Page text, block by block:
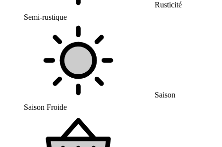
Rusticité
Semi-rustique
Saison
Saison Froide